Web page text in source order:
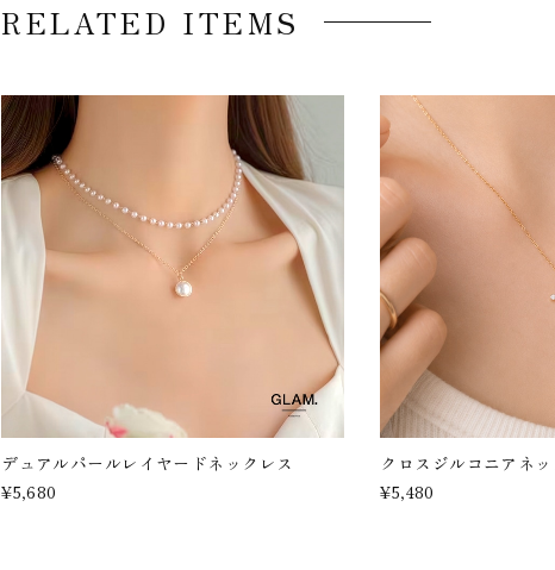
RELATED ITEMS
デュアルパールレイヤードネックレス
¥5,680
クロスジルコニアネ
¥5,480